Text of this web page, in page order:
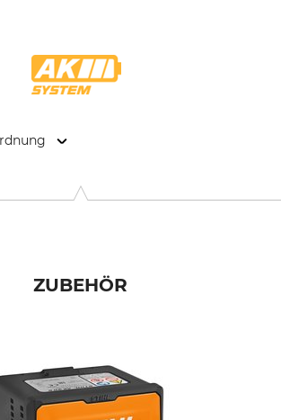
ZUBEHÖR